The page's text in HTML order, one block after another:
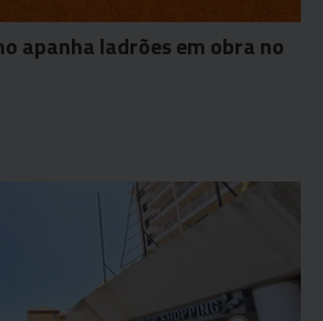
apanha ladrões em obra no